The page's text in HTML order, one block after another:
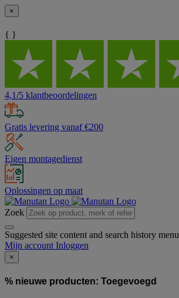
×
{ }
4,1/5 klantbeoordelingen
Gratis levering vanaf €200
Eigen montagedienst
Oplossingen op maat
Zoek
Suggested site content and search history menu
Mijn account Inloggen
×
% nieuwe producten: Toegevoegd